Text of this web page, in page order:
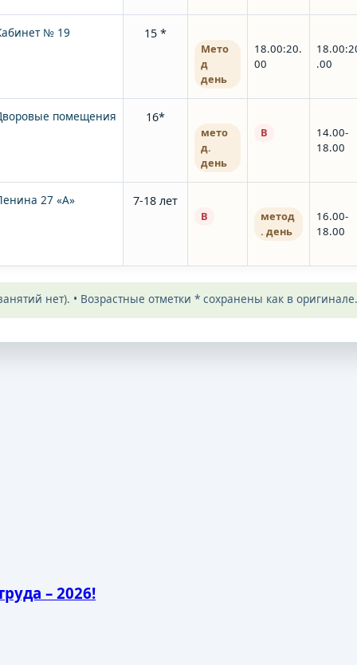
№ 19 15 *
Мето
д
день
18.00:20.
00
.00
помещения 16*
мето
д.
день
В
14.00-
18.00
27 «А» 7-18 лет
В
метод
. день
16.00-
18.00
нет). • Возрастные отметки * сохранены как в
– 2026!